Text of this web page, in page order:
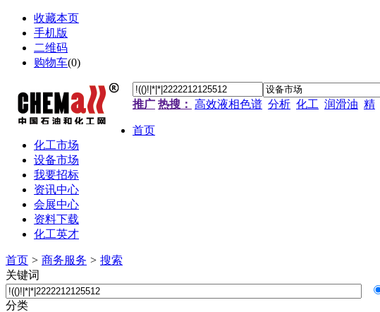
收藏本页
手机版
二维码
购物车(0)
推广 热搜： 高效液相色谱 分析 化工 润滑油 精
首页
化工市场
设备市场
我要招标
资讯中心
会展中心
资料下载
化工英才
首页 > 商务服务 > 搜索
关键词
分类